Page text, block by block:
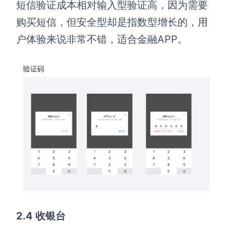
短信验证成本相对输入型验证高，因为需要
购买短信，但安全型却是指数型增长的，用
户体验来说非常不错，适合金融APP。
2.4 收银台